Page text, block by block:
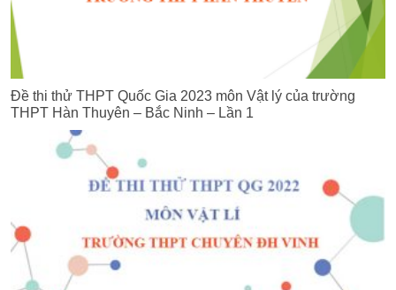
Đề thi thử THPT Quốc Gia 2023 môn Vật lý của trường
THPT Hàn Thuyên – Bắc Ninh – Lần 1